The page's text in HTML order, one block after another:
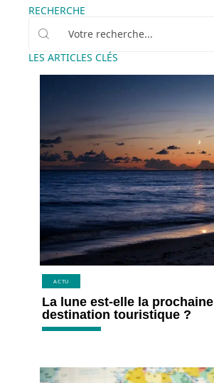
RECHERCHE
LES ARTICLES CLÉS
ACTU
La lune est-elle la prochaine
destination touristique ?